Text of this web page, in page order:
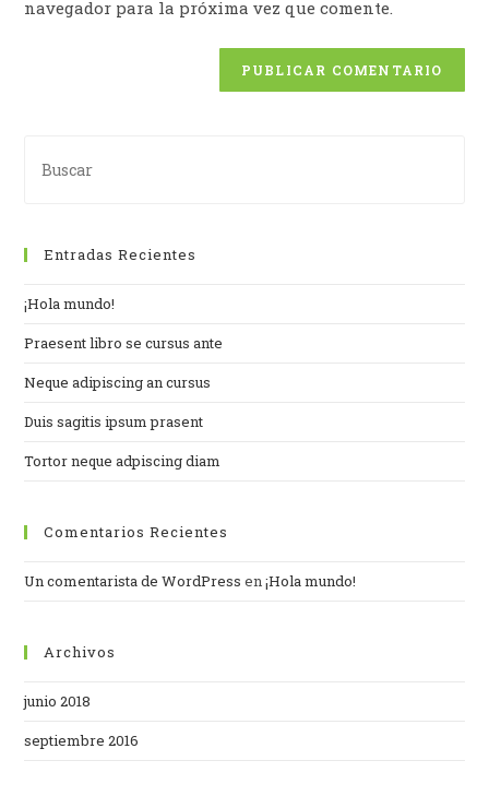
navegador para la próxima vez que comente.
Entradas Recientes
¡Hola mundo!
Praesent libro se cursus ante
Neque adipiscing an cursus
Duis sagitis ipsum prasent
Tortor neque adpiscing diam
Comentarios Recientes
Un comentarista de WordPress en¡Hola mundo!
Archivos
junio 2018
septiembre 2016